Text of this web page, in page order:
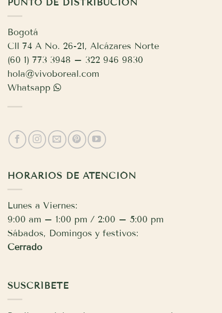
PUNTO DE DISTRIBUCIÓN
Bogotá
Cll 74 A No. 26-21, Alcázares Norte
(60 1) 773 3948 – 322 946 9830
hola@vivoboreal.com
Whatsapp
HORARIOS DE ATENCIÓN
Lunes a Viernes:
9:00 am – 1:00 pm / 2:00 – 5:00 pm
Sábados, Domingos y festivos:
Cerrado
SUSCRÍBETE